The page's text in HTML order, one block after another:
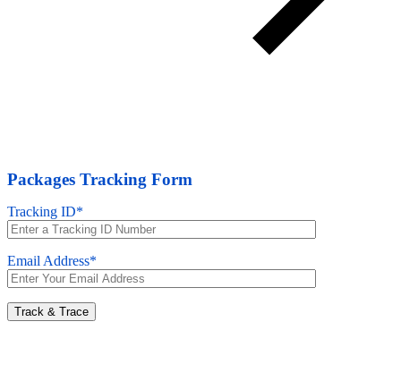
Packages Tracking Form
Tracking ID*
Email Address*